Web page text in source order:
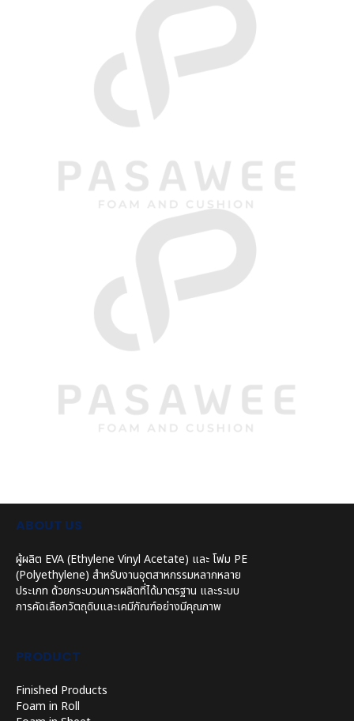
ABOUT US
ผู้ผลิต EVA (Ethylene Vinyl Acetate) และ โฟม PE
(Polyethylene) สำหรับงานอุตสาหกรรมหลากหลาย
ประเภท ด้วยกระบวนการผลิตที่ได้มาตรฐาน และระบบ
การคัดเลือกวัตถุดิบและเคมีภัณฑ์อย่างมีคุณภาพ
PRODUCT
Finished Products
Foam in Roll